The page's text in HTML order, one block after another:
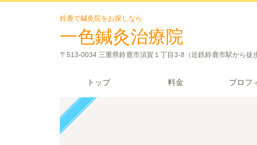
鈴鹿で鍼灸院をお探しなら
一色鍼灸治療院
〒513-0034 三重県鈴鹿市須賀１丁目3-8（近鉄鈴鹿市駅から徒
トップ 料金 プロフ